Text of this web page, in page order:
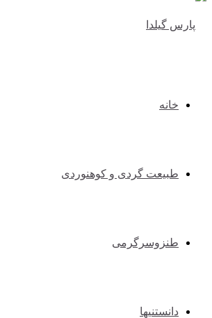
خانه
طبیعت گردی و کوهنوردی
طنزوسرگرمی
دانستنیها